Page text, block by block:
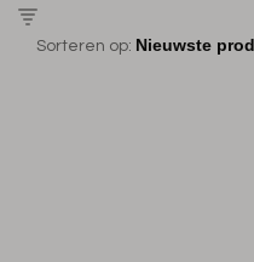
Sorteren op: